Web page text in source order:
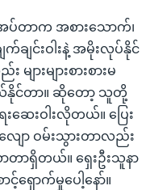
ပ်တာက အစားသောက်၊
ျင်းဝါးနဲ့ အမိုးလုပ်နိုင်
ားများစားစားမ
င်တာ။ ဆိုတော့ သူတို့
ေးဝါးလိုတယ်။ ပြေး
ော ဝမ်းသွားတာလည်း
ာရှိတယ်။ ရှေးဦးသူနာ
င့်ရှောက်မှုပေါ့နော်။